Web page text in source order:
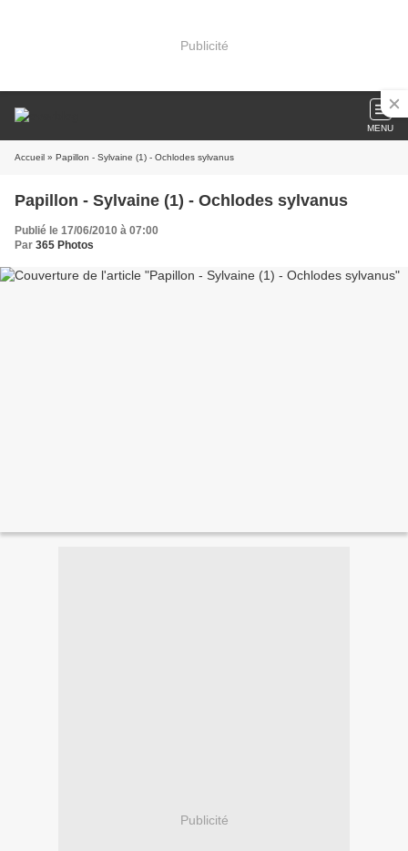
Publicité
MENU
Accueil » Papillon - Sylvaine (1) - Ochlodes sylvanus
Papillon - Sylvaine (1) - Ochlodes sylvanus
Publié le 17/06/2010 à 07:00
Par 365 Photos
Publicité